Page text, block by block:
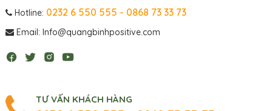
Hotline: 0232 6 550 555 - 0868 73 33 73
Email: Info@quangbinhpositive.com
TƯ VẤN KHÁCH HÀNG